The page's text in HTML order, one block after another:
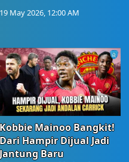
19 May 2026, 12:00 AM
Kobbie Mainoo Bangkit!
Dari Hampir Dijual Jadi
Jantung Baru